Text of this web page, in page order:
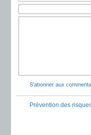
S'abonner aux
Prévention des